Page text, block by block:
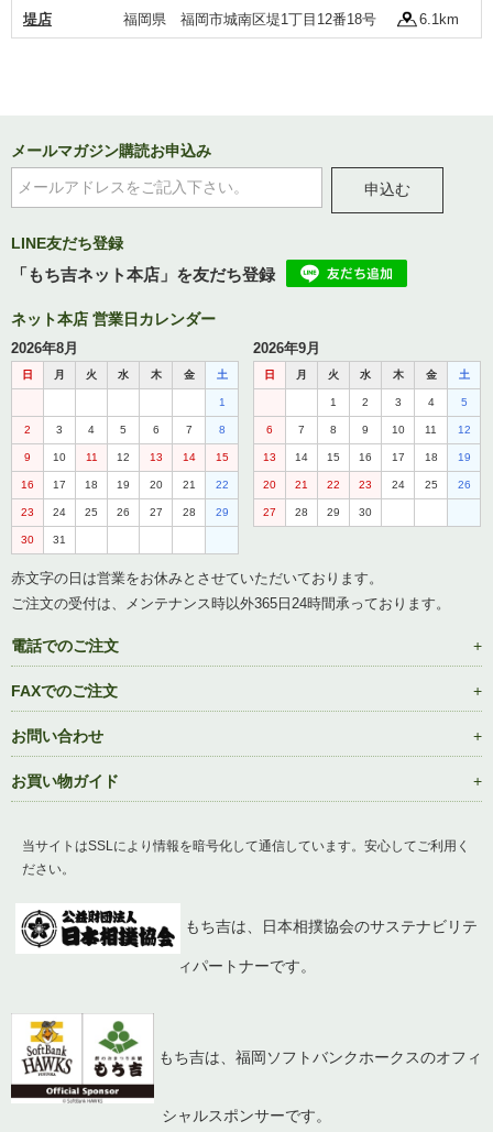
堤店 福岡県 福岡市城南区堤1丁目12番18号 6.1km
メールマガジン購読お申込み
申込む
LINE友だち登録
「もち吉ネット本店」を友だち登録
ネット本店 営業日カレンダー
2026年8月
日 月 火 水 木 金 土
1
2 3 4 5 6 7 8
9 10 11 12 13 14 15
16 17 18 19 20 21 22
23 24 25 26 27 28 29
30 31
2026年9月
日 月 火 水 木 金 土
1 2 3 4 5
6 7 8 9 10 11 12
13 14 15 16 17 18 19
20 21 22 23 24 25 26
27 28 29 30
赤文字の日は営業をお休みとさせていただいております。
ご注文の受付は、メンテナンス時以外365日24時間承っております。
電話でのご注文
FAXでのご注文
お問い合わせ
お買い物ガイド
当サイトはSSLにより情報を暗号化して通信しています。安心してご利用く
ださい。
もち吉は、日本相撲協会のサステナビリテ
ィパートナーです。
もち吉は、福岡ソフトバンクホークスのオフィ
シャルスポンサーです。